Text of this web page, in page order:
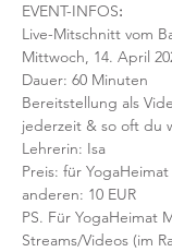
EVENT-INFOS:
Live-Mitschnitt vom
Mittwoch, 14. April
Dauer: 60 Minuten
Bereitstellung als
jederzeit & so oft du
Lehrerin: Isa
Preis: für
anderen: 10 EUR
PS. Für YogaHeimat
Streams/Videos (im